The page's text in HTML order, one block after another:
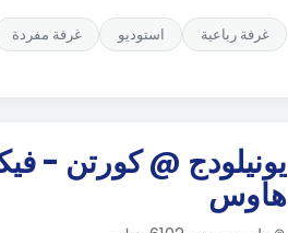
غرفة رباعية استوديو غرفة مفردة
يونيلودج @ كورتن -
هاوس